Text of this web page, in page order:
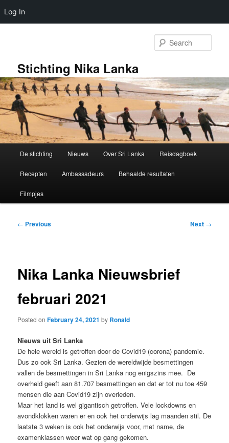
Log In
Stichting Nika Lanka
De stichting Nieuws Over Sri Lanka Reisdagboek
Recepten Ambassadeurs Behaalde resultaten
Filmpjes
Post
← Previous Next →
Nika Lanka Nieuwsbrief
februari 2021
Posted onFebruary 24, 2021 by Ronald
Nieuws uit Sri Lanka
De hele wereld is getroffen door de Covid19 (corona) pandemie.
Dus zo ook Sri Lanka. Gezien de wereldwijde besmettingen
vallen de besmettingen in Sri Lanka nog enigszins mee. De
overheid geeft aan 81.707 besmettingen en dat er tot nu toe 459
mensen die aan Covid19 zijn overleden.
Maar het land is wel gigantisch getroffen. Vele lockdowns en
avondklokken waren er en ook het onderwijs lag maanden stil. De
laatste 3 weken is ook het onderwijs voor, met name, de
examenklassen weer wat op gang gekomen.